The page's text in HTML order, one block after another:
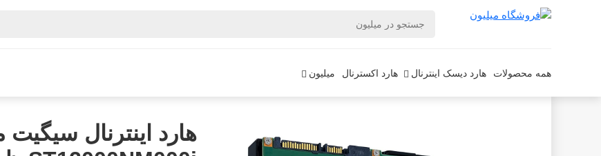
همه محصولات هارد دیسک اینترنال هارد اکسترنال میلیون فروشگاه میلیون لوازم جانبی و قطعات کامپیوتر ذخیره ساز ،حافظه ،هارد